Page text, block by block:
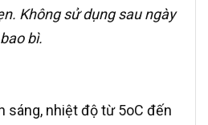
Không sử dụng sau ngày
bì.
sáng, nhiệt độ từ 5oC đến